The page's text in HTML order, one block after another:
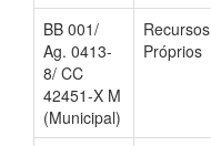
BB 001/
Ag. 0413-
8/ CC
42451-X M
(Municipal)
Recursos
Próprios